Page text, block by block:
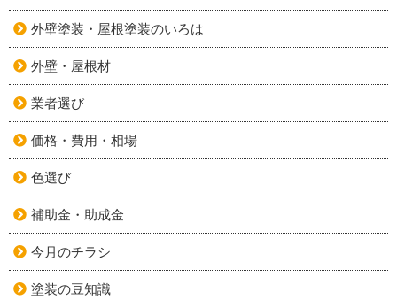
外壁塗装・屋根塗装のいろは
外壁・屋根材
業者選び
価格・費用・相場
色選び
補助金・助成金
今月のチラシ
塗装の豆知識